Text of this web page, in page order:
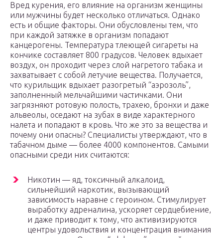
Вред курения, его влияние на организм женщины
или мужчины будет несколько отличаться. Однако
есть и общие факторы. Они обусловлены тем, что
при каждой затяжке в организм попадают
канцерогены. Температура тлеющей сигареты на
кончике составляет 800 градусов. Человек вдыхает
воздух, он проходит через слой нагретого табака и
захватывает с собой летучие вещества. Получается,
что курильщик вдыхает разогретый “аэрозоль”,
заполненный мельчайшими частичками. Они
загрязняют ротовую полость, трахею, бронхи и даже
альвеолы, оседают на зубах в виде характерного
налета и попадают в кровь. Что же это за вещества и
почему они опасны? Специалисты утверждают, что в
табачном дыме — более 4000 компонентов. Самыми
опасными среди них считаются:
Никотин — яд, токсичный алкалоид,
сильнейший наркотик, вызывающий
зависимость наравне с героином. Стимулирует
выработку адреналина, ускоряет сердцебиение,
и даже приводит к тому, что активизируются
центры удовольствия и концентрация внимания